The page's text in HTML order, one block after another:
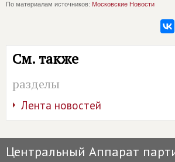
По материалам источников: Московские Новости
См. также
разделы
Лента новостей
Центральный Аппарат